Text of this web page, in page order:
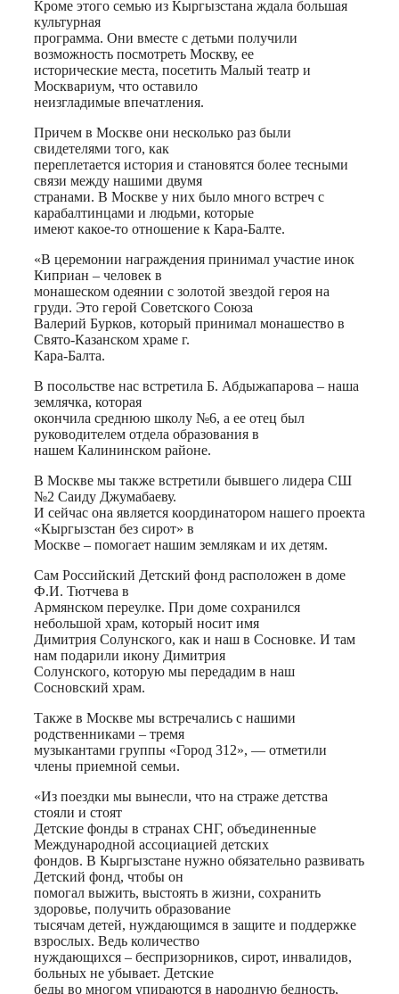
Кроме этого семью из Кыргызстана ждала большая
культурная
программа. Они вместе с детьми получили
возможность посмотреть Москву, ее
исторические места, посетить Малый театр и
Москвариум, что оставило
неизгладимые впечатления.
Причем в Москве они несколько раз были
свидетелями того, как
переплетается история и становятся более тесными
связи между нашими двумя
странами. В Москве у них было много встреч с
карабалтинцами и людьми, которые
имеют какое-то отношение к Кара-Балте.
«В церемонии награждения принимал участие инок
Киприан – человек в
монашеском одеянии с золотой звездой героя на
груди. Это герой Советского Союза
Валерий Бурков, который принимал монашество в
Свято-Казанском храме г.
Кара-Балта.
В посольстве нас встретила Б. Абдыжапарова – наша
землячка, которая
окончила среднюю школу №6, а ее отец был
руководителем отдела образования в
нашем Калининском районе.
В Москве мы также встретили бывшего лидера СШ
№2 Саиду Джумабаеву.
И сейчас она является координатором нашего проекта
«Кыргызстан без сирот» в
Москве – помогает нашим землякам и их детям.
Сам Российский Детский фонд расположен в доме
Ф.И. Тютчева в
Армянском переулке. При доме сохранился
небольшой храм, который носит имя
Димитрия Солунского, как и наш в Сосновке. И там
нам подарили икону Димитрия
Солунского, которую мы передадим в наш
Сосновский храм.
Также в Москве мы встречались с нашими
родственниками – тремя
музыкантами группы «Город 312», — отметили
члены приемной семьи.
«Из поездки мы вынесли, что на страже детства
стояли и стоят
Детские фонды в странах СНГ, объединенные
Международной ассоциацией детских
фондов. В Кыргызстане нужно обязательно развивать
Детский фонд, чтобы он
помогал выжить, выстоять в жизни, сохранить
здоровье, получить образование
тысячам детей, нуждающимся в защите и поддержке
взрослых. Ведь количество
нуждающихся – беспризорников, сирот, инвалидов,
больных не убывает. Детские
беды во многом упираются в народную бедность,